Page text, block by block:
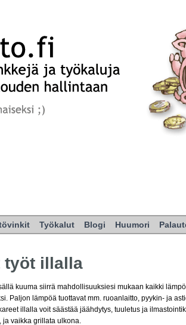
Työkalut Blogi Huumori
työt illalla
kuuma siirrä mahdollisuuksiesi mukaan kaikki
Paljon lämpöä tuottavat mm. ruoanlaitto, pyykin- ja
illalla voit säästää jäähdytys, tuuletus ja
ja vaikka grillata ulkona.